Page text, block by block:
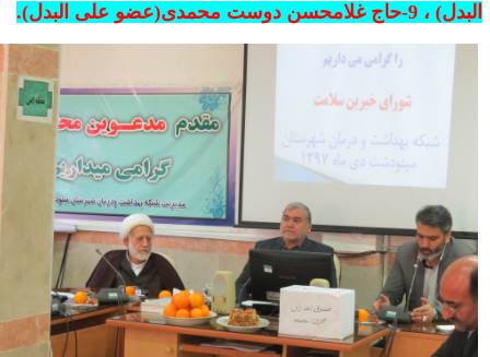
9-حاج غلامحسن دوست محمدی(عضو علی البدل).